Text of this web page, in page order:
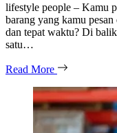
lifestyle people – Kamu
barang yang kamu
dan tepat waktu? Di
satu…
Read More